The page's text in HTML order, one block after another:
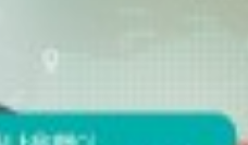
사용법, 더 자세히 알기
서비스가 있다고 해서 사용해 봤습
가 많다? 해외송금 절차에 대해 최근
가 비싸고 절차가 번거로운 오프라인
이 32%를 차지했습니다.
시 은행을 이용하는 사람들 대부분이
있다고 합니다. 코로나로 인해
렴하며 효율적으로 바뀌었습니다.